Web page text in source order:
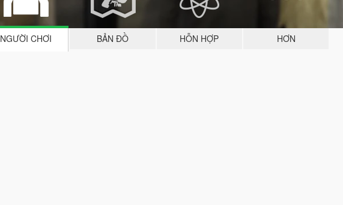
NGƯỜI CHƠI BẢN ĐỒ HỖN HỢP HƠN